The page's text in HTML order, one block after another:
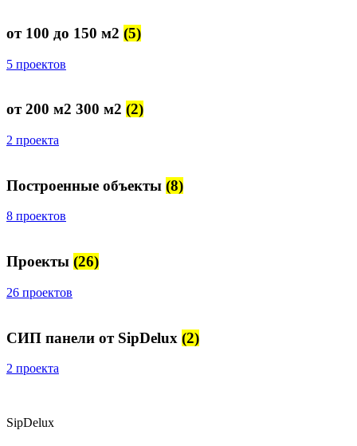
от 100 до 150 м2 (5)
5 проектов
от 200 м2 300 м2 (2)
2 проекта
Построенные объекты (8)
8 проектов
Проекты (26)
26 проектов
СИП панели от SipDelux (2)
2 проекта
SipDelux